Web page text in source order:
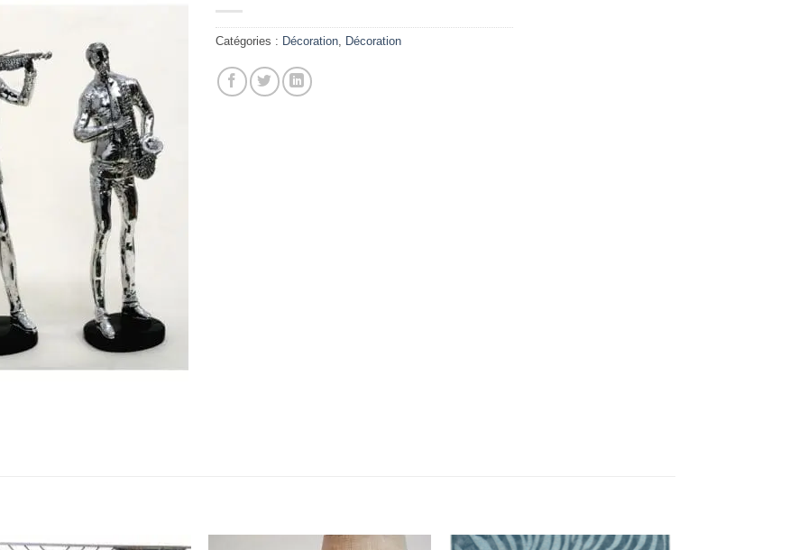
Catégories : Décoration Décoration